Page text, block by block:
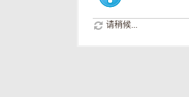
请稍候...